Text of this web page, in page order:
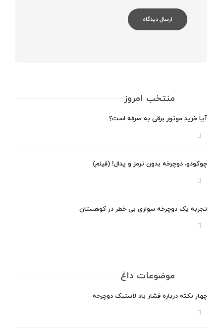
منتخب امروز
آیا خرید موتور برقی به صرفه است؟
چوکودو، دوچرخه بدون ترمز و پدال! (فیلم)
تجربه یک دوچرخه سواری بی خطر در کوهستان
موضوعات داغ
چهار نکته درباره فشار باد لاستیک دوچرخه